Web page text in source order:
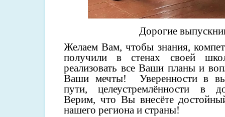
Дорогие
Желаем Вам, чтобы знания,
получили в стенах своей
реализовать все Ваши планы и
Ваши мечты! Уверенности в
пути, целеустремлённости в
Верим, что Вы внесёте
нашего региона и страны!